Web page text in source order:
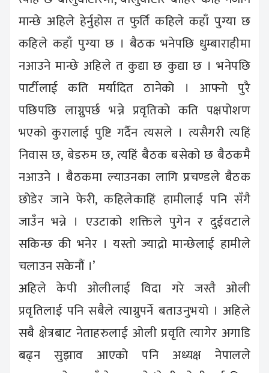
मान्छे अहिले हेर्नुहोस त फुर्ति कहिले कहाँ पुग्या छ
कहिले कहाँ पुग्या छ । बैठक भनेपछि धुम्बाराहीमा
नआउने मान्छे अहिले त कुद्या छ कुद्या छ । भनेपछि
पार्टीलाई कति मर्यादित ठानेको । आफ्नो पुरै
पछिपछि लाग्नुपर्छ भन्ने प्रवृतिको कति पक्षपोशण
भएको कुरालाई पुष्टि गर्दैन त्यसले । त्यसैगरी त्यहिं
निवास छ, बेडरुम छ, त्यहिं बैठक बसेको छ बैठकमै
नआउने । बैठकमा ल्याउनका लागि प्रचण्डले बैठक
छोडेर जाने फेरी, कहिलेकाहिं हामीलाई पनि सँगै
जाउँन भन्ने । एउटाको शक्तिले पुगेन र दुईवटाले
सकिन्छ की भनेर । यस्तो ज्याद्रो मान्छेलाई हामीले
चलाउन सकेनौं ।’
अहिले केपी ओलीलाई विदा गरे जस्तै ओली
प्रवृतिलाई पनि सबैले त्याग्नुपर्ने बताउनुभयो । अहिले
सबै क्षेत्रबाट नेताहरुलाई ओली प्रवृति त्यागेर अगाडि
बढ्न सुझाव आएको पनि अध्यक्ष नेपालले